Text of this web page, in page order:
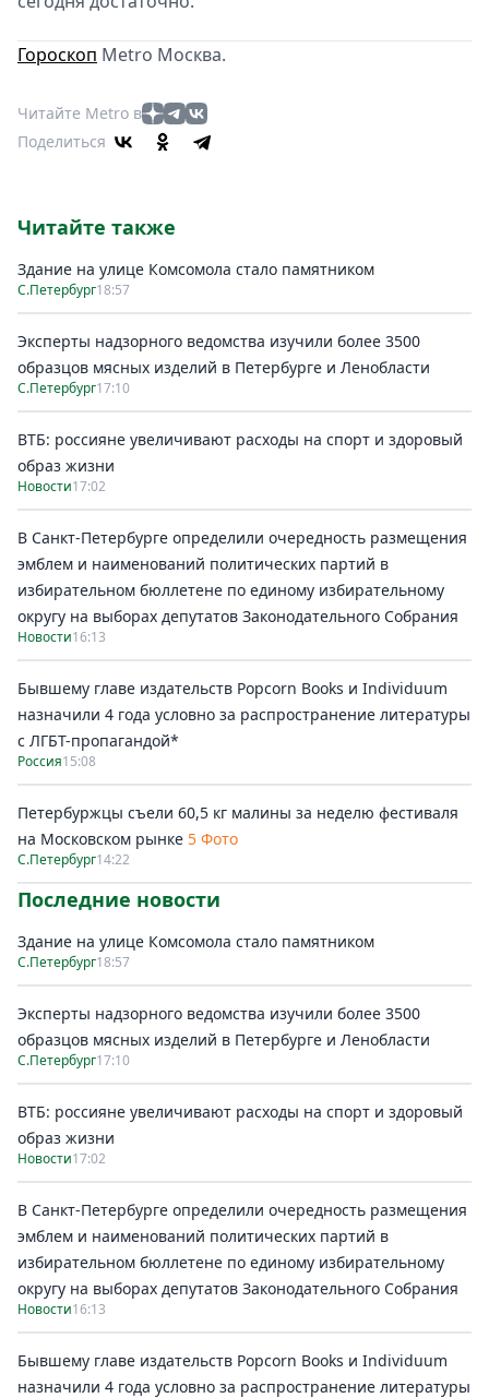
Гороскоп Metro Москва.
Читайте Metro в
Поделиться
Читайте также
Здание на улице Комсомола стало памятником
С.Петербург18:57
Эксперты надзорного ведомства изучили более 3500
образцов мясных изделий в Петербурге и Ленобласти
С.Петербург17:10
ВТБ: россияне увеличивают расходы на спорт и здоровый
образ жизни
Новости17:02
В Санкт-Петербурге определили очередность размещения
эмблем и наименований политических партий в
избирательном бюллетене по единому избирательному
округу на выборах депутатов Законодательного Собрания
Новости16:13
Бывшему главе издательств Popcorn Books и Individuum
назначили 4 года условно за распространение литературы
с ЛГБТ-пропагандой*
Россия15:08
Петербуржцы съели 60,5 кг малины за неделю фестиваля
на Московском рынке 5 Фото
С.Петербург14:22
Последние новости
Здание на улице Комсомола стало памятником
С.Петербург18:57
Эксперты надзорного ведомства изучили более 3500
образцов мясных изделий в Петербурге и Ленобласти
С.Петербург17:10
ВТБ: россияне увеличивают расходы на спорт и здоровый
образ жизни
Новости17:02
В Санкт-Петербурге определили очередность размещения
эмблем и наименований политических партий в
избирательном бюллетене по единому избирательному
округу на выборах депутатов Законодательного Собрания
Новости16:13
Бывшему главе издательств Popcorn Books и Individuum
назначили 4 года условно за распространение литературы